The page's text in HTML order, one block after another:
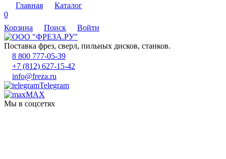
Главная
Каталог
0
Корзина
Поиск Войти
Поставка фрез, сверл, пильных дисков, станков.
8 800 777-05-39
+7 (812) 627-15-42
info@freza.ru
Telegram
MAX
Мы в соцсетях